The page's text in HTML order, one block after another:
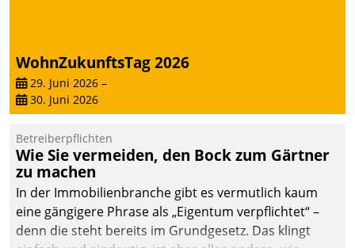
– und beschleunigt damit
den Weg vom
Mieteranliegen zum
WohnZukunftsTag 2026
29. Juni 2026 –
30. Juni 2026
Betreiberpflichten
Wie Sie vermeiden, den Bock zum Gärtner
zu machen
In der Immobilienbranche gibt es vermutlich kaum
eine gängigere Phrase als „Eigentum verpflichtet“ –
denn die steht bereits im Grundgesetz. Das klingt